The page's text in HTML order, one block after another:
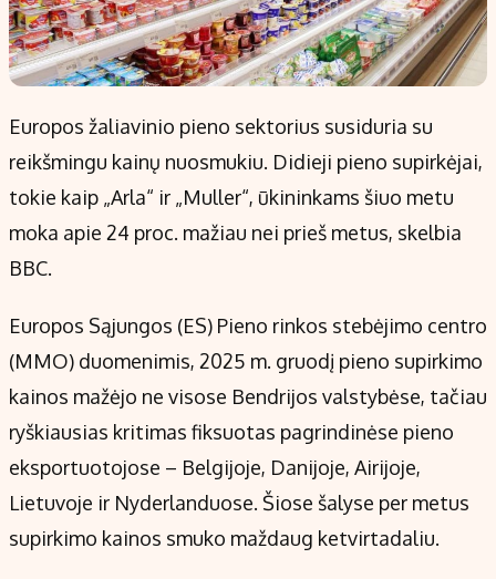
Europos žaliavinio pieno sektorius susiduria su
reikšmingu kainų nuosmukiu. Didieji pieno supirkėjai,
tokie kaip „Arla“ ir „Muller“, ūkininkams šiuo metu
moka apie 24 proc. mažiau nei prieš metus, skelbia
BBC.
Europos Sąjungos (ES) Pieno rinkos stebėjimo centro
(MMO) duomenimis, 2025 m. gruodį pieno supirkimo
kainos mažėjo ne visose Bendrijos valstybėse, tačiau
ryškiausias kritimas fiksuotas pagrindinėse pieno
eksportuotojose – Belgijoje, Danijoje, Airijoje,
Lietuvoje ir Nyderlanduose. Šiose šalyse per metus
supirkimo kainos smuko maždaug ketvirtadaliu.